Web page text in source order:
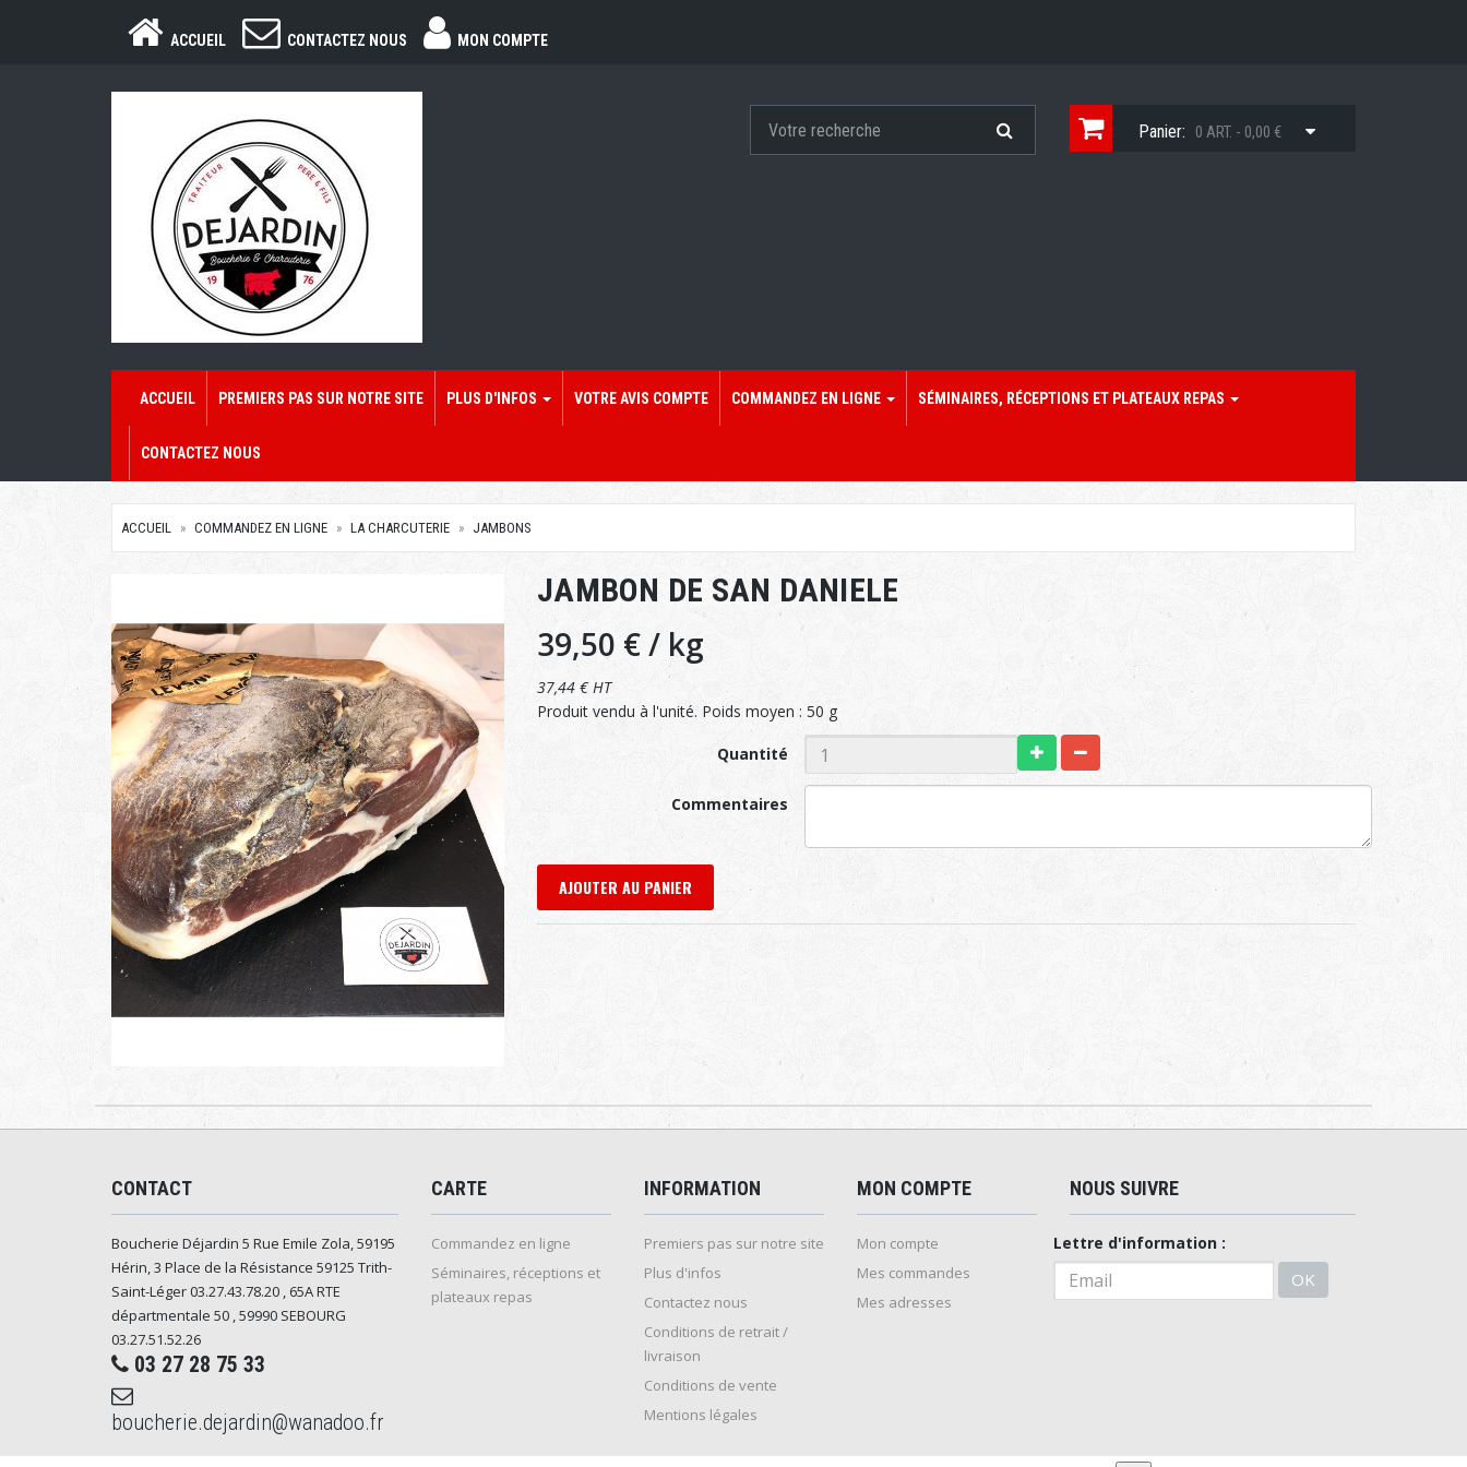
ACCUEIL CONTACTEZ NOUS MON COMPTE
Panier: 0 ART. - 0,00 €
ACCUEIL PREMIERS PAS SUR NOTRE SITE PLUS D'INFOS VOTRE AVIS COMPTE COMMANDEZ EN LIGNE SÉMINAIRES, RÉCEPTIONS ET PLATEAUX REPAS
CONTACTEZ NOUS
ACCUEIL COMMANDEZ EN LIGNE LA CHARCUTERIE JAMBONS
JAMBON DE SAN DANIELE
39,50 €/ kg
37,44 € HT
Produit vendu à l'unité. Poids moyen : 50 g
Quantité
Commentaires
AJOUTER AU PANIER
CONTACT
Boucherie Déjardin 5 Rue Emile Zola, 59195
Hérin, 3 Place de la Résistance 59125 Trith-
Saint-Léger 03.27.43.78.20 , 65A RTE
départmentale 50 , 59990 SEBOURG
03.27.51.52.26
03 27 28 75 33
boucherie.dejardin@wanadoo.fr
CARTE
Commandez en ligne
Séminaires, réceptions et
plateaux repas
INFORMATION
Premiers pas sur notre site
Plus d'infos
Contactez nous
Conditions de retrait /
livraison
Conditions de vente
Mentions légales
MON COMPTE
Mon compte
Mes commandes
Mes adresses
NOUS SUIVRE
Lettre d'information :
OK